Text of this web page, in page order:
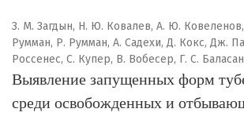
З. М. Загдын, Н. Ю. Ковалев, А. Ю.
Румман, Р. Румман, А. Садехи, Д. Кокс, Дж.
Россенес, С. Купер, В. Вобесер, Г. С.
Выявление запущенных форм
среди освобожденных и